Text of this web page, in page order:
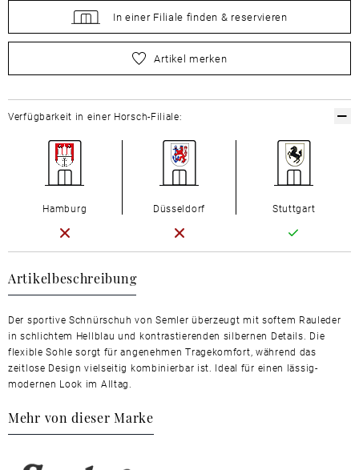
In einer Filiale finden & reservieren
wählen Sie zuerst Ihre Größe aus
Artikel merken
Artikelbeschreibung
Der sportive Schnürschuh von Semler überzeugt mit softem Rauleder
in schlichtem Hellblau und kontrastierenden silbernen Details. Die
flexible Sohle sorgt für angenehmen Tragekomfort, während das
zeitlose Design vielseitig kombinierbar ist. Ideal für einen lässig-
modernen Look im Alltag.
Mehr von dieser Marke
Verfügbarkeit in einer Horsch-Filiale:
Hamburg Düsseldorf Stuttgart